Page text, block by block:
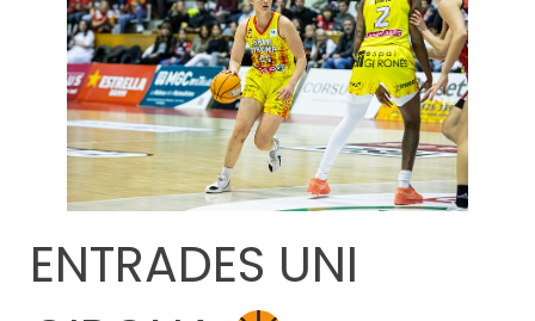
ENTRADES UNI